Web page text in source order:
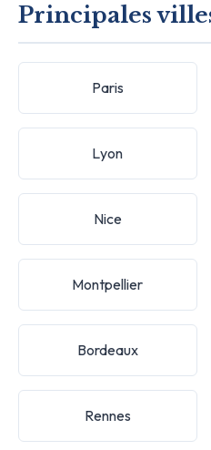
Principales
Paris
Lyon
Nice
Montpellier
Bordeaux
Rennes